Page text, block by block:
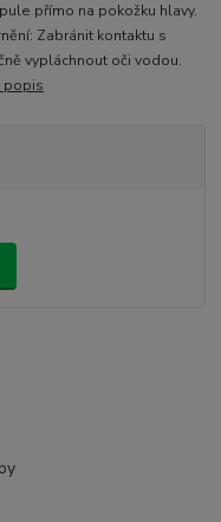
přímo na pokožku hlavy.
Zabránit kontaktu s
vypláchnout oči vodou.
popis